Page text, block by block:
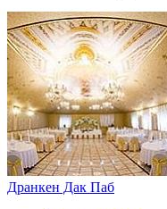
Дранкен Дак Паб